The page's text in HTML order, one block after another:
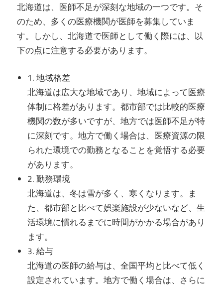
北海道は、医師不足が深刻な地域の一つです。そ
のため、多くの医療機関が医師を募集していま
す。しかし、北海道で医師として働く際には、以
下の点に注意する必要があります。
1. 地域格差
北海道は広大な地域であり、地域によって医療
体制に格差があります。都市部では比較的医療
機関の数が多いですが、地方では医師不足が特
に深刻です。地方で働く場合は、医療資源の限
られた環境での勤務となることを覚悟する必要
があります。
2. 勤務環境
北海道は、冬は雪が多く、寒くなります。ま
た、都市部と比べて娯楽施設が少ないなど、生
活環境に慣れるまでに時間がかかる場合があり
ます。
3. 給与
北海道の医師の給与は、全国平均と比べて低く
設定されています。地方で働く場合は、さらに